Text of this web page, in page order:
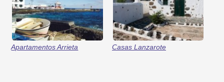
Apartamentos Arrieta Casas Lanzarote